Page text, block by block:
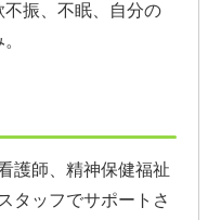
振、不眠、自分の
護師、精神保健福祉
タッフでサポートさ